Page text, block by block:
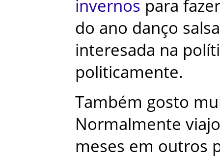
invernos para fazer
do ano danço salsa
interesada na
politicamente.
Também gosto
Normalmente viajo
meses em outros